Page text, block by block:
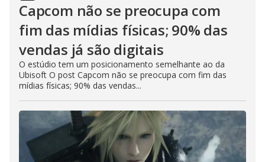
Capcom não se preocupa com
fim das mídias físicas; 90% das
vendas já são digitais
O estúdio tem um posicionamento semelhante ao da
Ubisoft O post Capcom não se preocupa com fim das
mídias físicas; 90% das vendas...